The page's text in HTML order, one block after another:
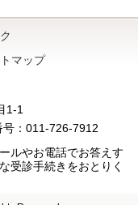
マップ
1-1
号：011-726-7912
ルやお電話でお答えす
受診手続きをおとりく